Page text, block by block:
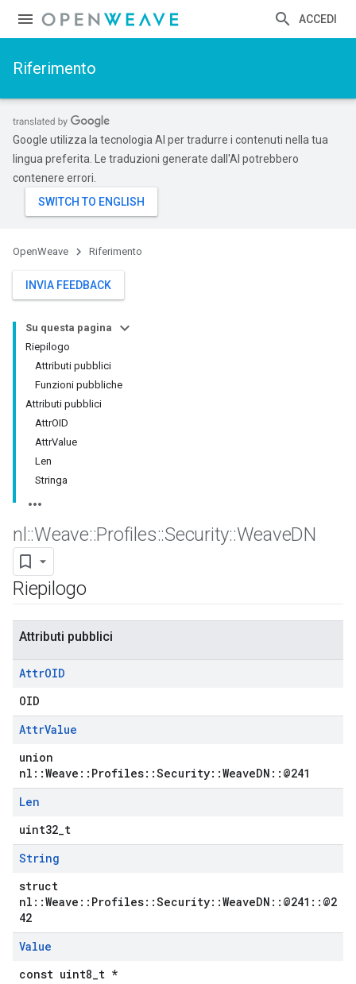
ACCEDI
Riferimento
Google utilizza la tecnologia AI per tradurre i contenuti nella tua
lingua preferita. Le traduzioni generate dall'AI potrebbero
contenere errori.
OpenWeave Riferimento
INVIA FEEDBACK
Su questa pagina
Riepilogo
Attributi pubblici
Funzioni pubbliche
Attributi pubblici
AttrOID
AttrValue
Len
Stringa
nl ::Weave::Profiles::Security::WeaveDN
Riepilogo
Attributi pubblici
AttrOID
OID
AttrValue
union
nl::Weave::Profiles::Security::WeaveDN::@241
Len
uint32_t
String
struct
nl::Weave::Profiles::Security::WeaveDN::@241::@2
42
Value
const uint8_t *